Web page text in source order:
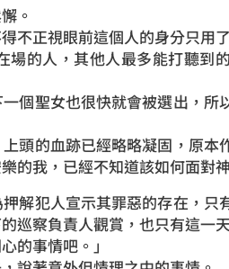
。
不正視眼前這個人的身分只用
的人，其他人最多能打聽到
個聖女也很快就會被選出，
頭的血跡已經略略凝固，原本
的我，已經不知道該如何面對
解犯人宣示其罪惡的存在，只
巡察負責人觀賞，也只有這一
的事情吧。」